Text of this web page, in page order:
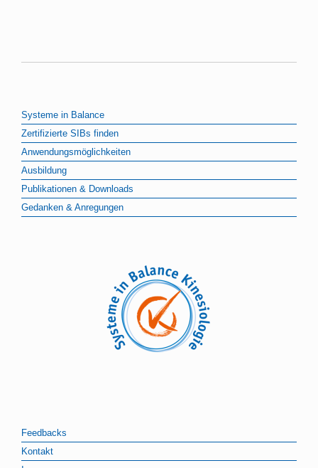
Systeme in Balance
Zertifizierte SIBs finden
Anwendungsmöglichkeiten
Ausbildung
Publikationen & Downloads
Gedanken & Anregungen
Feedbacks
Kontakt